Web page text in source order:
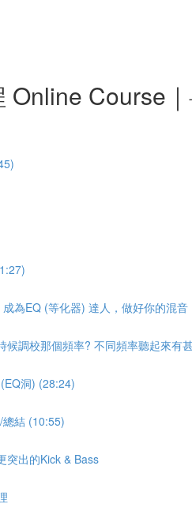
Online Course
為EQ (等化器) 達人，做好你的混音
候調校那個頻率? 不同頻率聽起來有
洞) (28:24)
結 (10:55)
突出的Kick & Bass